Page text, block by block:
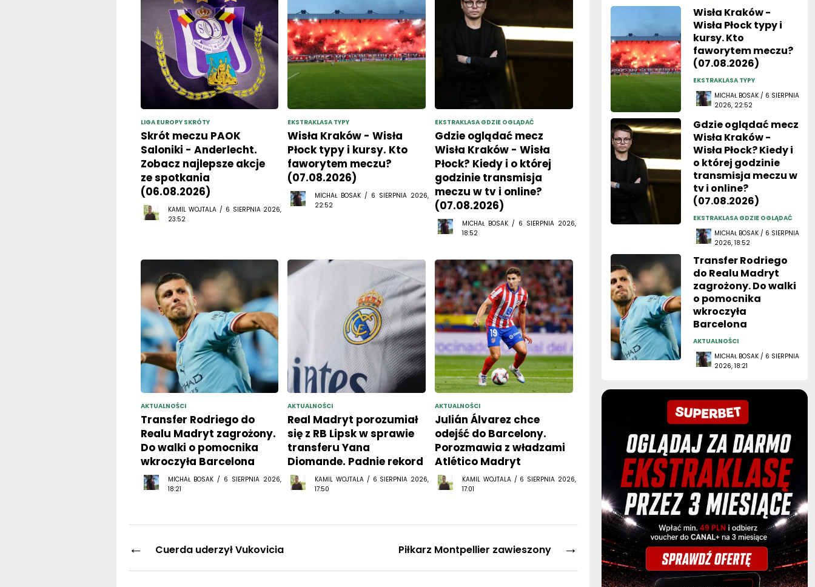
LIGA EUROPY SKRÓTY
Skrót meczu PAOK
Saloniki - Anderlecht.
Zobacz najlepsze akcje
ze spotkania
(06.08.2026)
KAMIL WOJTALA / 6 SIERPNIA 2026,
23:52
EKSTRAKLASA TYPY
Wisła Kraków - Wisła
Płock typy i kursy. Kto
faworytem meczu?
(07.08.2026)
MICHAŁ BOSAK / 6 SIERPNIA 2026,
22:52
EKSTRAKLASA GDZIE OGLĄDAĆ
Gdzie oglądać mecz
Wisła Kraków - Wisła
Płock? Kiedy i o której
godzinie transmisja
meczu w tv i online?
(07.08.2026)
MICHAŁ BOSAK / 6 SIERPNIA 2026,
18:52
AKTUALNOŚCI
Transfer Rodriego do
Realu Madryt zagrożony.
Do walki o pomocnika
wkroczyła Barcelona
MICHAŁ BOSAK / 6 SIERPNIA 2026,
18:21
AKTUALNOŚCI
Real Madryt porozumiał
się z RB Lipsk w sprawie
transferu Yana
Diomande. Padnie rekord
KAMIL WOJTALA / 6 SIERPNIA 2026,
17:50
AKTUALNOŚCI
Julián Álvarez chce
odejść do Barcelony.
Porozmawia z władzami
Atlético Madryt
KAMIL WOJTALA / 6 SIERPNIA 2026,
17:01
← Cuerda uderzył Vukovicia →
Piłkarz Montpellier zawieszony
Wisła Kraków -
Wisła Płock typy i
kursy. Kto
faworytem meczu?
(07.08.2026)
EKSTRAKLASA TYPY
MICHAŁ BOSAK / 6 SIERPNIA
2026, 22:52
Gdzie oglądać mecz
Wisła Kraków -
Wisła Płock? Kiedy i
o której godzinie
transmisja meczu w
tv i online?
(07.08.2026)
EKSTRAKLASA GDZIE OGLĄDAĆ
MICHAŁ BOSAK / 6 SIERPNIA
2026, 18:52
Transfer Rodriego
do Realu Madryt
zagrożony. Do walki
o pomocnika
wkroczyła
Barcelona
AKTUALNOŚCI
MICHAŁ BOSAK / 6 SIERPNIA
2026, 18:21